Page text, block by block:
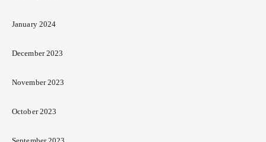
January 2024
December 2023
November 2023
October 2023